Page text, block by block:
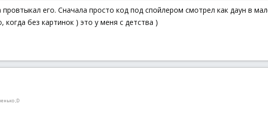
провтыкал его. Сначала просто код под спойлером смотрел как даун в
без картинок ) это у меня с детства )
;D